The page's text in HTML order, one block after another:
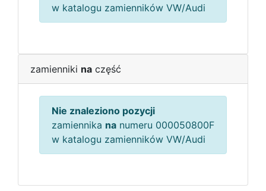
w katalogu zamienników VW/Audi
zamienniki na część
Nie znaleziono pozycji
zamiennika na numeru 000050800F
w katalogu zamienników VW/Audi